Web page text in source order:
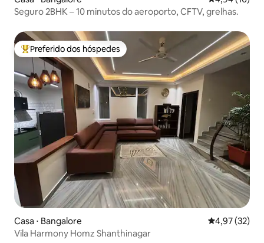
Seguro 2BHK – 10 minutos do aeroporto, CFTV, grelhas.
Entre os melhores preferidos dos hóspedes
Preferido dos hóspedes
Casa ⋅ Bangalore 4,97 de uma
4,97 (32)
Vila Harmony Homz Shanthinagar